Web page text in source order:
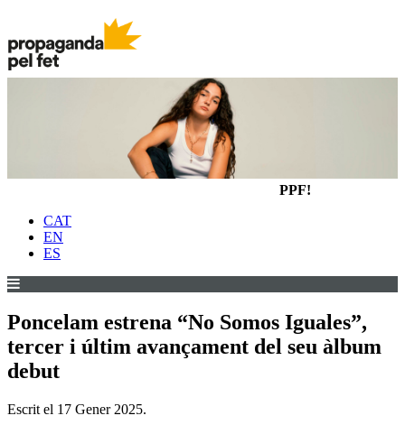
PPF!
CAT
EN
ES
Poncelam estrena “No Somos Iguales”,
tercer i últim avançament del seu àlbum
debut
Escrit el 17 Gener 2025.